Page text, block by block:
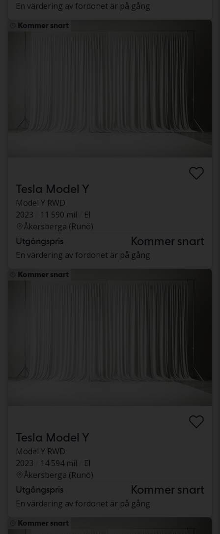
En värdering av fordonet är på gång
Kommer snart
Tesla Model Y
Model Y RWD
2023
11 590 mil
El
Åkersberga (Runö)
Utgångspris Kommer snart
En värdering av fordonet är på gång
Kommer snart
Tesla Model Y
Model Y RWD
2023
14 594 mil
El
Åkersberga (Runö)
Utgångspris Kommer snart
En värdering av fordonet är på gång
Kommer snart